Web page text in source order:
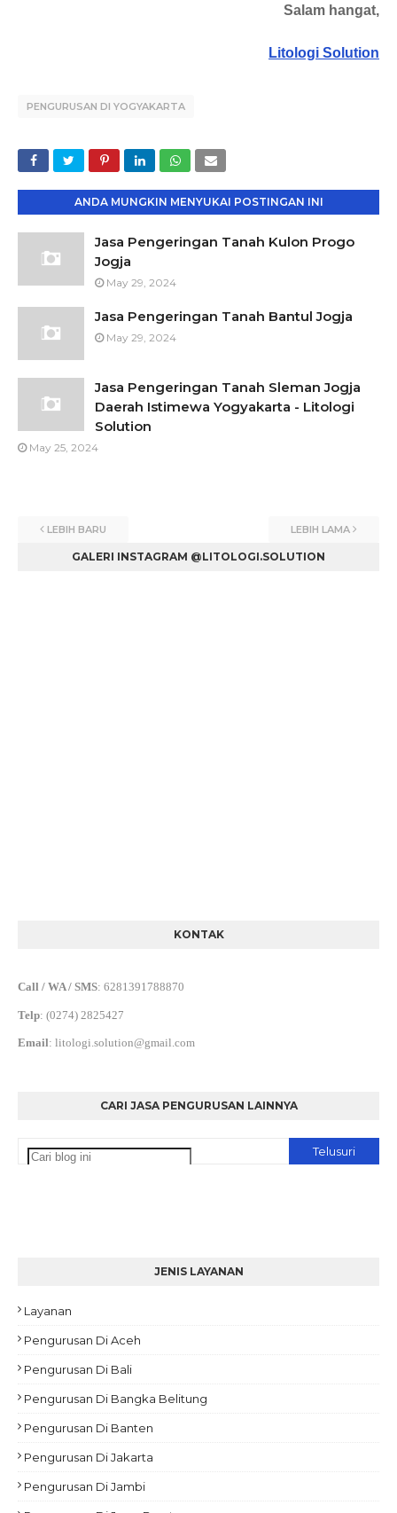
Salam hangat,
Litologi Solution
PENGURUSAN DI YOGYAKARTA
ANDA MUNGKIN MENYUKAI POSTINGAN INI
Jasa Pengeringan Tanah Kulon Progo
Jogja
May 29, 2024
Jasa Pengeringan Tanah Bantul Jogja
May 29, 2024
Jasa Pengeringan Tanah Sleman Jogja
Daerah Istimewa Yogyakarta - Litologi
Solution
May 25, 2024
LEBIH BARU LEBIH LAMA
GALERI INSTAGRAM @LITOLOGI.SOLUTION
KONTAK
Call / WA / SMS: 6281391788870
Telp: (0274) 2825427
Email: litologi.solution@gmail.com
CARI JASA PENGURUSAN LAINNYA
JENIS LAYANAN
Layanan
Pengurusan Di Aceh
Pengurusan Di Bali
Pengurusan Di Bangka Belitung
Pengurusan Di Banten
Pengurusan Di Jakarta
Pengurusan Di Jambi